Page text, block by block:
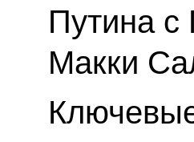
Путина с
Макки